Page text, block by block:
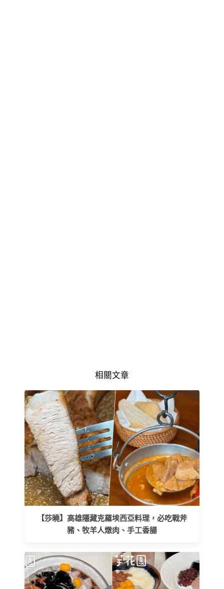
相關文章
【莎曉】高雄隱藏克羅埃西亞料理，必吃戰斧
豬、牧羊人燉肉、手工香腸